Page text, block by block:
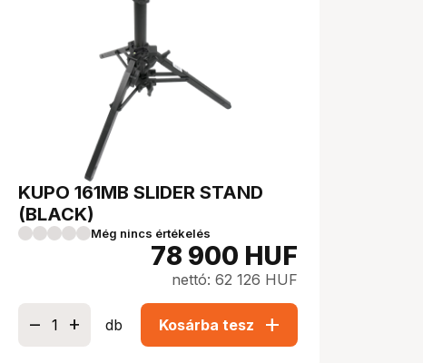
KUPO 161MB SLIDER STAND
(BLACK)
Még nincs értékelés
78 900 HUF
nettó: 62 126 HUF
db Kosárba tesz add